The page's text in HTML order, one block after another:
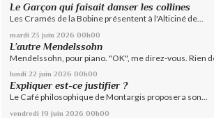
Le Garçon qui faisait danser les collines
Les Cramés de la Bobine présentent à l'Alticiné de...
mardi 23 juin 2026 00h00
L’autre Mendelssohn
Mendelssohn, pour piano. "OK", me direz-vous. Rien
lundi 22 juin 2026 00h00
Expliquer est-ce justifier ?
Le Café philosophique de Montargis proposera son...
vendredi 19 juin 2026 00h00